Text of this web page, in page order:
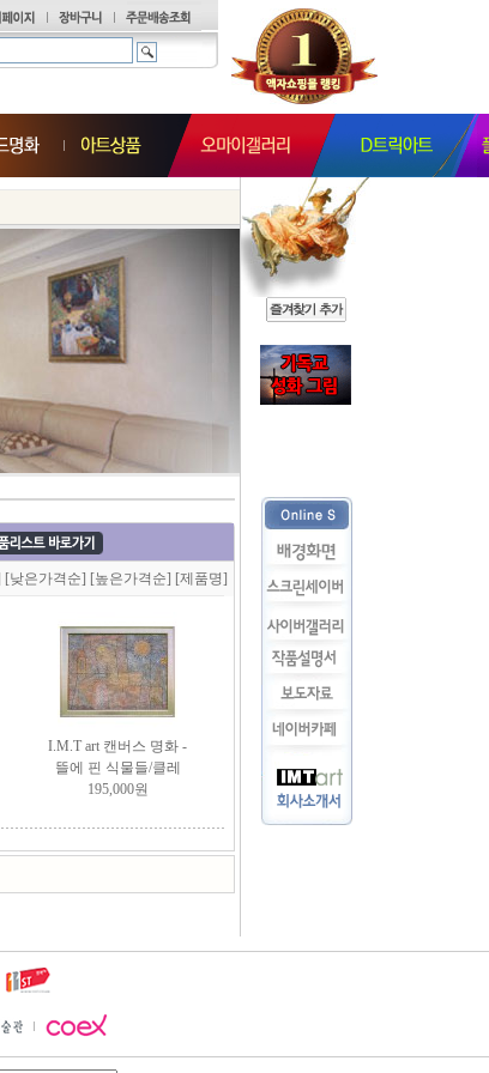
[낮은가격순] [높은가격순] [제품명]
I.M.T art 캔버스 명화 -
뜰에 핀 식물들/클레
195,000원